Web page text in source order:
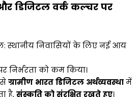
डिजिटल वर्क कल्चर पर
स्थानीय निवासियों के लिए नई आय
निर्भरता को कम किया।
ग्रामीण भारत डिजिटल अर्थव्यवस्थामें
है, संस्कृति को संरक्षित रखते हुए।